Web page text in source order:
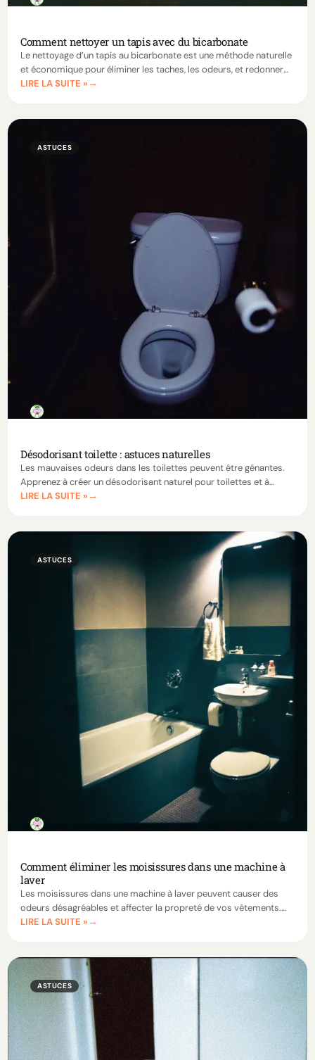
Comment nettoyer un tapis avec du bicarbonate
Le nettoyage d’un tapis au bicarbonate est une méthode naturelle
et économique pour éliminer les taches, les odeurs, et redonner
de l’éclat à vos tapis. Découvrez nos techniques faciles et
LIRE LA SUITE »
ASTUCES
Désodorisant toilette : astuces naturelles
Les mauvaises odeurs dans les toilettes peuvent être gênantes.
Apprenez à créer un désodorisant naturel pour toilettes et à
maintenir une fraîcheur durable grâce à des astuces simples et
LIRE LA SUITE »
ASTUCES
Comment éliminer les moisissures dans une machine à
laver
Les moisissures dans une machine à laver peuvent causer des
odeurs désagréables et affecter la propreté de vos vêtements.
Suivez nos conseils pour les éliminer efficacement avec des
LIRE LA SUITE »
ASTUCES